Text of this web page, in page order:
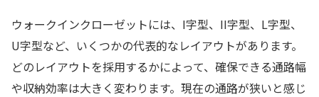
ウォークインクローゼットには、I字型、II字型、L字型、
U字型など、いくつかの代表的なレイアウトがあります。
どのレイアウトを採用するかによって、確保できる通路幅
や収納効率は大きく変わります。現在の通路が狭いと感じ